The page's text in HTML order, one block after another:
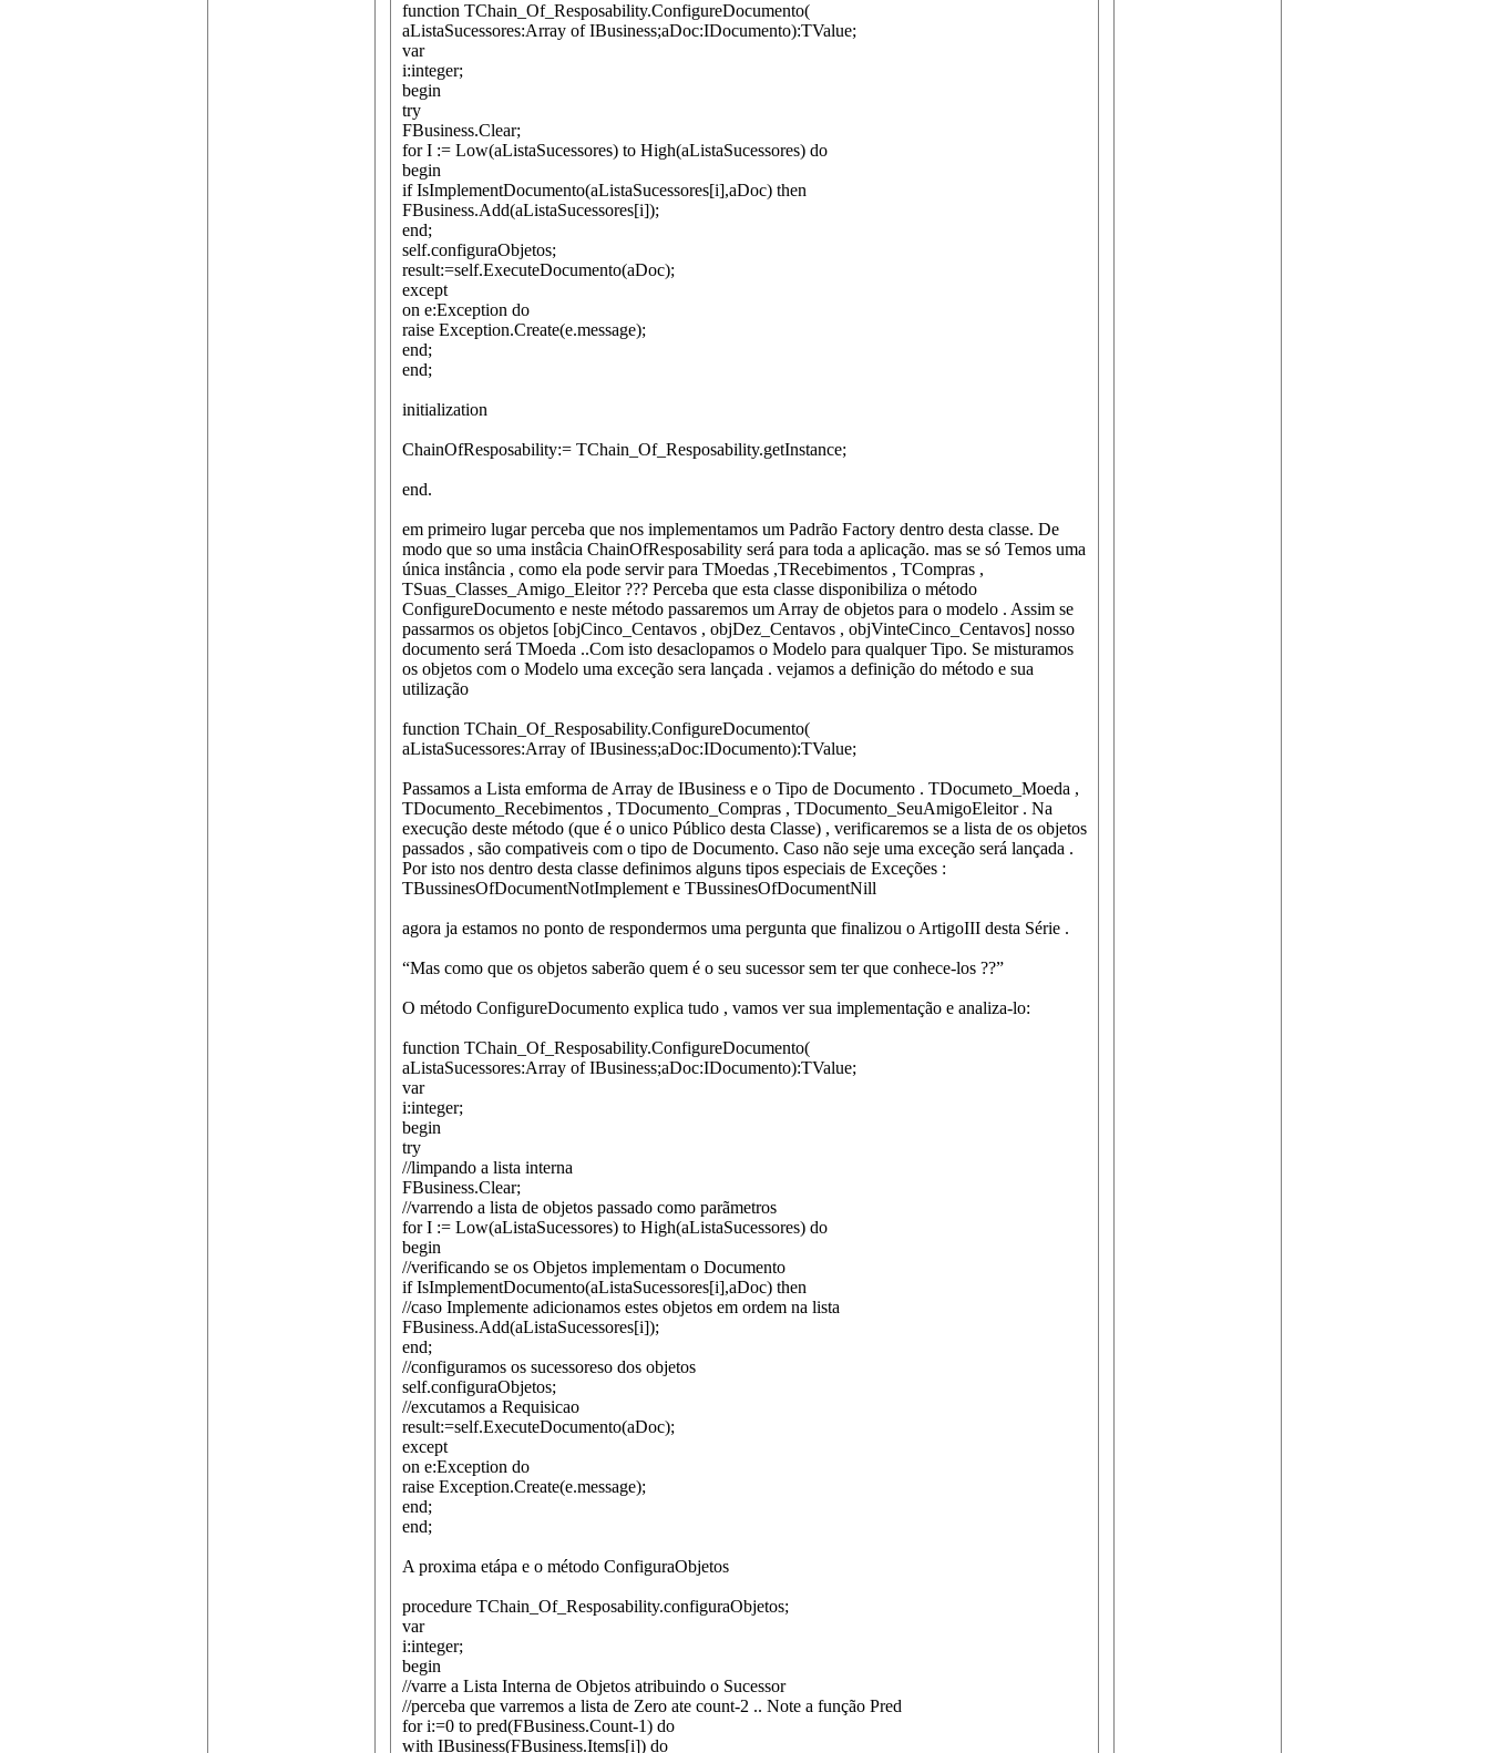
function TChain_Of_Resposability.ConfigureDocumento(
aListaSucessores:Array of IBusiness;aDoc:IDocumento):TValue;
var
i:integer;
begin
try
FBusiness.Clear;
for I := Low(aListaSucessores) to High(aListaSucessores) do
begin
if IsImplementDocumento(aListaSucessores[i],aDoc) then
FBusiness.Add(aListaSucessores[i]);
end;
self.configuraObjetos;
result:=self.ExecuteDocumento(aDoc);
except
on e:Exception do
raise Exception.Create(e.message);
end;
end;
initialization
ChainOfResposability:= TChain_Of_Resposability.getInstance;
end.
em primeiro lugar perceba que nos implementamos um Padrão Factory dentro desta classe. De
modo que so uma instâcia ChainOfResposability será para toda a aplicação. mas se só Temos uma
única instância , como ela pode servir para TMoedas ,TRecebimentos , TCompras ,
TSuas_Classes_Amigo_Eleitor ??? Perceba que esta classe disponibiliza o método
ConfigureDocumento e neste método passaremos um Array de objetos para o modelo . Assim se
passarmos os objetos [objCinco_Centavos , objDez_Centavos , objVinteCinco_Centavos] nosso
documento será TMoeda ..Com isto desaclopamos o Modelo para qualquer Tipo. Se misturamos
os objetos com o Modelo uma exceção sera lançada . vejamos a definição do método e sua
utilização
function TChain_Of_Resposability.ConfigureDocumento(
aListaSucessores:Array of IBusiness;aDoc:IDocumento):TValue;
Passamos a Lista emforma de Array de IBusiness e o Tipo de Documento . TDocumeto_Moeda ,
TDocumento_Recebimentos , TDocumento_Compras , TDocumento_SeuAmigoEleitor . Na
execução deste método (que é o unico Público desta Classe) , verificaremos se a lista de os objetos
passados , são compativeis com o tipo de Documento. Caso não seje uma exceção será lançada .
Por isto nos dentro desta classe definimos alguns tipos especiais de Exceções :
TBussinesOfDocumentNotImplement e TBussinesOfDocumentNill
agora ja estamos no ponto de respondermos uma pergunta que finalizou o ArtigoIII desta Série .
“Mas como que os objetos saberão quem é o seu sucessor sem ter que conhece-los ??”
O método ConfigureDocumento explica tudo , vamos ver sua implementação e analiza-lo:
function TChain_Of_Resposability.ConfigureDocumento(
aListaSucessores:Array of IBusiness;aDoc:IDocumento):TValue;
var
i:integer;
begin
try
//limpando a lista interna
FBusiness.Clear;
//varrendo a lista de objetos passado como parãmetros
for I := Low(aListaSucessores) to High(aListaSucessores) do
begin
//verificando se os Objetos implementam o Documento
if IsImplementDocumento(aListaSucessores[i],aDoc) then
//caso Implemente adicionamos estes objetos em ordem na lista
FBusiness.Add(aListaSucessores[i]);
end;
//configuramos os sucessoreso dos objetos
self.configuraObjetos;
//excutamos a Requisicao
result:=self.ExecuteDocumento(aDoc);
except
on e:Exception do
raise Exception.Create(e.message);
end;
end;
A proxima etápa e o método ConfiguraObjetos
procedure TChain_Of_Resposability.configuraObjetos;
var
i:integer;
begin
//varre a Lista Interna de Objetos atribuindo o Sucessor
//perceba que varremos a lista de Zero ate count-2 .. Note a função Pred
for i:=0 to pred(FBusiness.Count-1) do
with IBusiness(FBusiness.Items[i]) do